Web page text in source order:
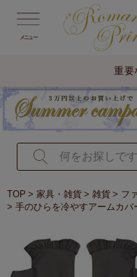
メニュー
重要
TOP 家具・雑貨 雑貨 フ
手のひらを冷やすアームカバ